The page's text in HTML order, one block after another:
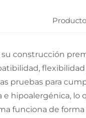
construcción
pruebas para
e hipoalergénica,
funciona de